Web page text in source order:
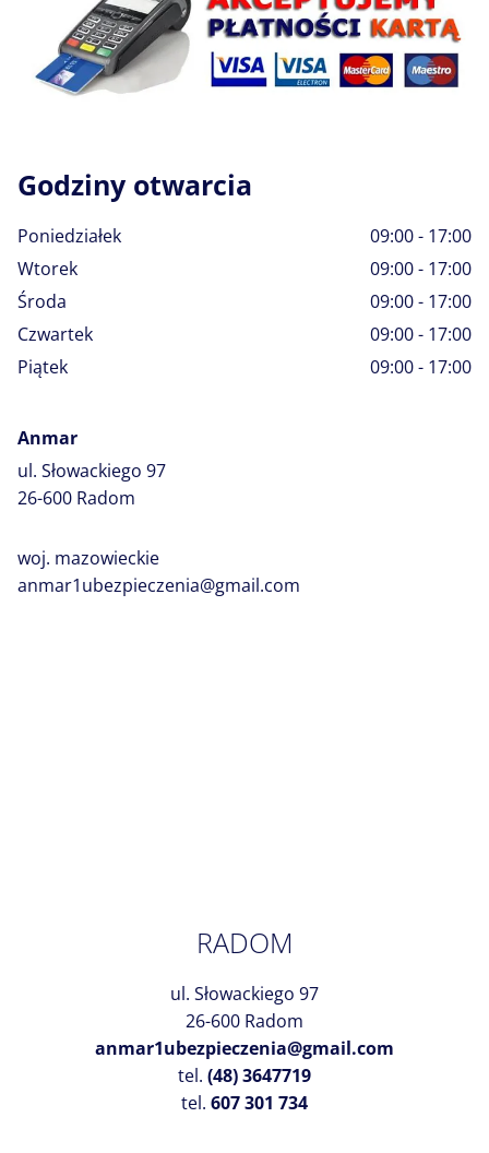
Godziny otwarcia
Poniedziałek
09:00 - 17:00
Wtorek
09:00 - 17:00
Środa
09:00 - 17:00
Czwartek
09:00 - 17:00
Piątek
09:00 - 17:00
Anmar
ul. Słowackiego 97
26-600 Radom
woj. mazowieckie
anmar1ubezpieczenia@gmail.com
RADOM
ul. Słowackiego 97
26-600 Radom
anmar1ubezpieczenia@gmail.com
tel. (48) 3647719
tel. 607 301 734